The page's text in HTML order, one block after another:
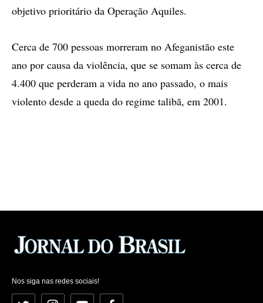
objetivo prioritário da Operação Aquiles.
Cerca de 700 pessoas morreram no Afeganistão este
ano por causa da violência, que se somam às cerca de
4.400 que perderam a vida no ano passado, o mais
violento desde a queda do regime talibã, em 2001.
Nos siga nas redes sociais!